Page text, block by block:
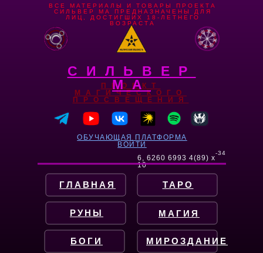
ПРОЕКТ
МАГИЧЕСКОГО
ПРОСВЕЩЕНИЯ
ВСЕ МАТЕРИАЛЫ И ТОВАРЫ ПРОЕКТА
СИЛЬВЕР МА ПРЕДНАЗНАЧЕНЫ ДЛЯ
ЛИЦ, ДОСТИГШИХ 18-ЛЕТНЕГО
ВОЗРАСТА
6, 6260 6993 4(89) x
10
-34
СИЛЬВЕР
МА
ОБУЧАЮЩАЯ ПЛАТФОРМА
ВОЙТИ
ГЛАВНАЯ ТАРО
РУНЫ МАГИЯ
МИРОЗДАНИЕ
БОГИ